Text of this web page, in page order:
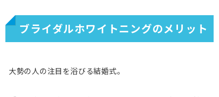
ブライダルホワイトニングのメリット
大勢の人の注目を浴びる結婚式。